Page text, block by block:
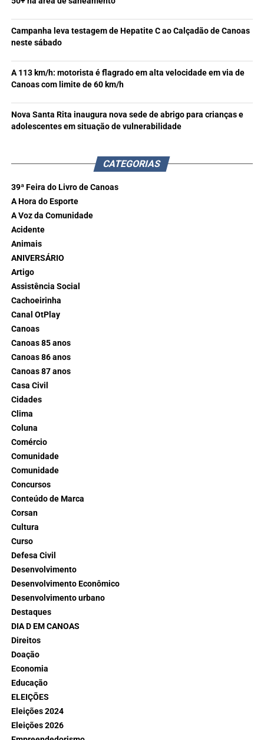
Campanha leva testagem de Hepatite C ao Calçadão de Canoas
neste sábado
A 113 km/h: motorista é flagrado em alta velocidade em via de
Canoas com limite de 60 km/h
Nova Santa Rita inaugura nova sede de abrigo para crianças e
adolescentes em situação de vulnerabilidade
CATEGORIAS
39ª Feira do Livro de Canoas
A Hora do Esporte
A Voz da Comunidade
Acidente
Animais
ANIVERSÁRIO
Artigo
Assistência Social
Cachoeirinha
Canal OtPlay
Canoas
Canoas 85 anos
Canoas 86 anos
Canoas 87 anos
Casa Civil
Cidades
Clima
Coluna
Comércio
Comunidade
Comunidade
Concursos
Conteúdo de Marca
Corsan
Cultura
Curso
Defesa Civil
Desenvolvimento
Desenvolvimento Econômico
Desenvolvimento urbano
Destaques
DIA D EM CANOAS
Direitos
Doação
Economia
Educação
ELEIÇÕES
Eleições 2024
Eleições 2026